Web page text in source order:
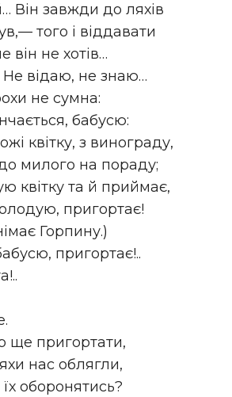
Він завжди до ляхів
того і віддавати
він не хотів…
Не відаю, не знаю…
не сумна:
бабусю:
квітку, з винограду,
милого на пораду;
квітку та й приймає,
пригортає!
Горпину.)
пригортає!..
ще пригортати,
нас облягли,
оборонятись?